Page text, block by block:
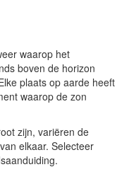
waarop het
boven de horizon
plaats op aarde heeft
waarop de zon
zijn, variëren de
elkaar. Selecteer